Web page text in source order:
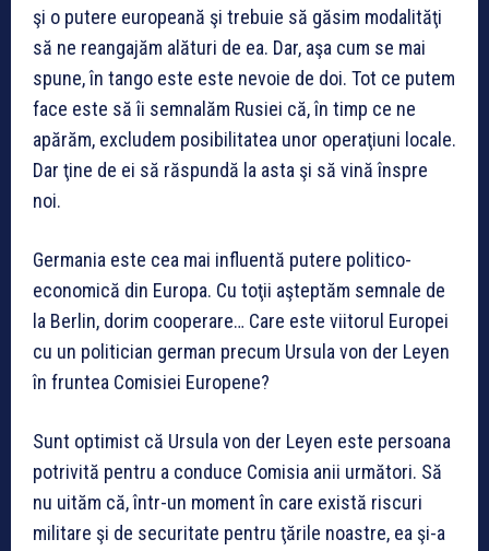
şi o putere europeană şi trebuie să găsim modalităţi
să ne reangajăm alături de ea. Dar, aşa cum se mai
spune, în tango este este nevoie de doi. Tot ce putem
face este să îi semnalăm Rusiei că, în timp ce ne
apărăm, excludem posibilitatea unor operaţiuni locale.
Dar ţine de ei să răspundă la asta şi să vină înspre
noi.
Germania este cea mai influentă putere politico-
economică din Europa. Cu toţii aşteptăm semnale de
la Berlin, dorim cooperare… Care este viitorul Europei
cu un politician german precum Ursula von der Leyen
în fruntea Comisiei Europene?
Sunt optimist că Ursula von der Leyen este persoana
potrivită pentru a conduce Comisia anii următori. Să
nu uităm că, într-un moment în care există riscuri
militare şi de securitate pentru ţările noastre, ea şi-a